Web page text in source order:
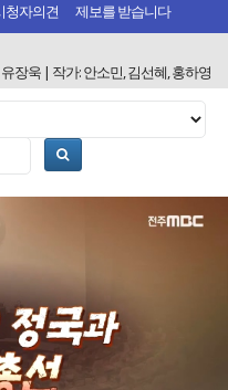
청자의견
제보를 받습니다
유장욱 | 작가: 안소민, 김선혜, 홍하영